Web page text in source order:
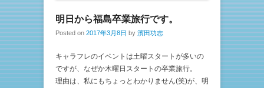
明日から福島卒業旅行です。
Posted on 2017年3月8日 by 濱田功志
キャラフレのイベントは土曜スタートが多いの
ですが、なぜか木曜日スタートの卒業旅行。
理由は、私にもちょっとわかりません(笑)が、明